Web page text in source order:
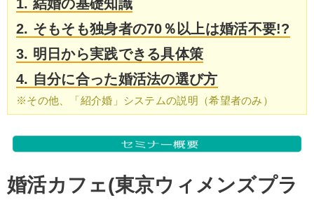
1. 結婚の基礎知識
2. そもそも独身者の70％以上は婚活不要!?
3. 明日から実践できる具体策
4. 自分に合った婚活法の選び方
※その他、「紹介婚」システムの説明（希望者のみ）
婚活カフェ(東京ウィメンズプラ